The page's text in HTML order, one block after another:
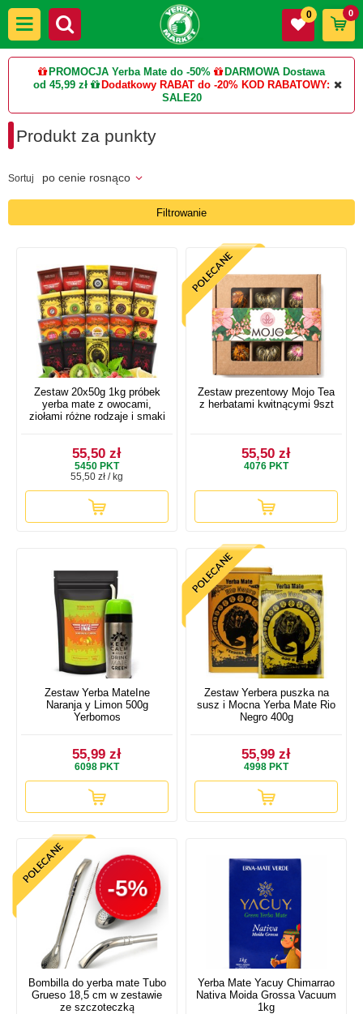
PROMOCJA Yerba Mate do -50%
DARMOWA Dostawa
od 45,99 zł
Dodatkowy RABAT do -20% KOD RABATOWY:
SALE20
0 0
Produkt za punkty
Sortuj po cenie rosnąco
Filtrowanie
Zestaw 20x50g 1kg próbek
yerba mate z owocami,
ziołami różne rodzaje i smaki
55,50 zł
5450 PKT
55,50 zł / kg
Zestaw prezentowy Mojo Tea
z herbatami kwitnącymi 9szt
55,50 zł
4076 PKT
Zestaw Yerba MateIne
Naranja y Limon 500g
Yerbomos
55,99 zł
6098 PKT
Zestaw Yerbera puszka na
susz i Mocna Yerba Mate Rio
Negro 400g
55,99 zł
4998 PKT
-5%
Bombilla do yerba mate Tubo
Grueso 18,5 cm w zestawie
ze szczoteczką
Yerba Mate Yacuy Chimarrao
Nativa Moida Grossa Vacuum
1kg